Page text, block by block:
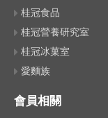
桂冠食品
桂冠營養研究室
桂冠冰菓室
愛麵族
會員相關